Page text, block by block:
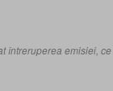
întreruperea emisiei,